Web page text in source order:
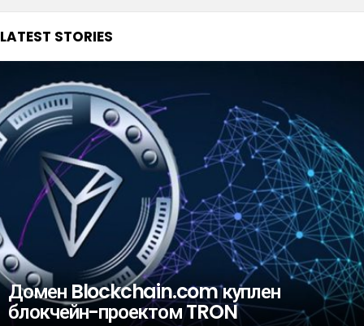
LATEST STORIES
Домен Blockchain.com куплен
блокчейн-проектом TRON